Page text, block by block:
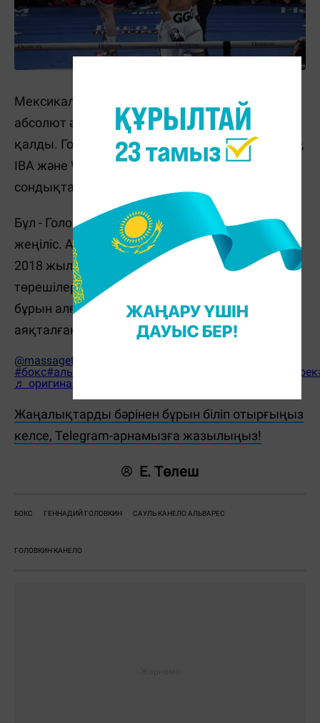
Мексикалық боксшы екінші орта салмақта
абсолют әлем чемпионы титулын қорғап
қалды. Головкинге тиесілі орта салмақтағы IBO,
IBA және WBA белбеулері сарапқа салынбаған,
сондықтан бұл титулдар GGG еншісінде қалды.
Бұл - Головкиннің карьерасындағы екінші
жеңіліс. Алғашқысы да Канелодан болған еді.
2018 жылы қыркүйекте Альварес Головкинді
төрешілер шешімімен жеңген, ал одан бір жыл
бұрын алғашқы жекпе-жек тең есеппен
аяқталған болатын.
@massaget.kz
#бокс#альварес #рек
♬ оригинальный звук - Massaget.kz
Жаңалықтарды бәрінен бұрын біліп отырғыңыз
келсе, Telegram-арнамызға жазылыңыз!
Е. Төлеш
БОКС ГЕННАДИЙ ГОЛОВКИН САУЛЬ КАНЕЛО АЛЬВАРЕС
ГОЛОВКИН КАНЕЛО